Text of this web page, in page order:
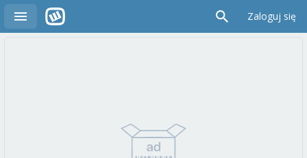
Zaloguj się